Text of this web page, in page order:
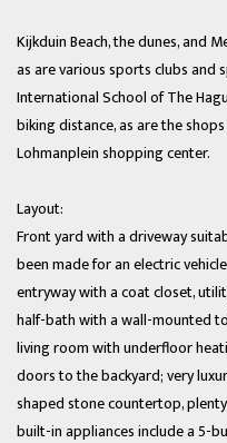
Kijkduin Beach, the dunes, and
as are various sports clubs and
International School of The
biking distance, as are the
Lohmanplein shopping center.
Layout:
Front yard with a driveway
been made for an electric
entryway with a coat closet,
half-bath with a wall-mounted
living room with underfloor
doors to the backyard; very
shaped stone countertop,
built-in appliances include a 5-